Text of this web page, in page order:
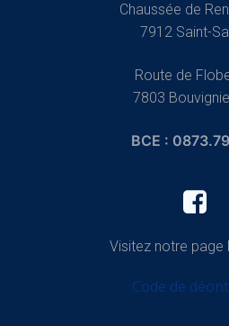
Chaussée de
7912 Saint-
Route de
7803
BCE :
Visitez notre
Code de